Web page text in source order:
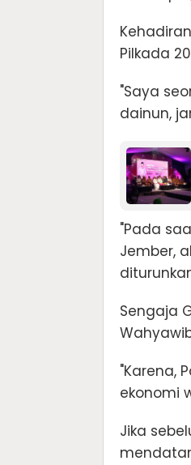
Pilkada
"Saya
dainun,
"Pada
Jember,
Sengaja
"Karena,
ekonomi
Jika